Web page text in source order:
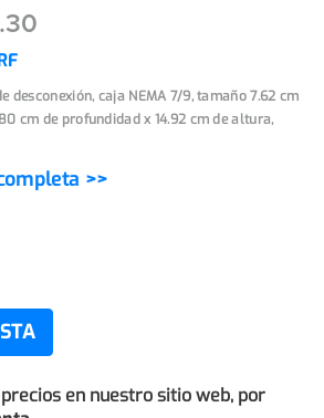
desconexión, caja NEMA 7/9, tamaño 7.62 cm
cm de profundidad x 14.92 cm de altura,
>>
en nuestro sitio web, por